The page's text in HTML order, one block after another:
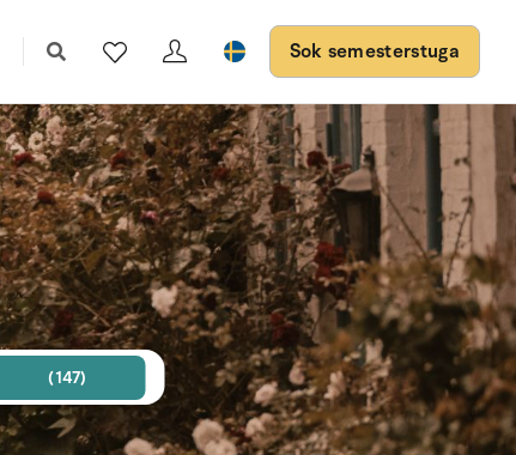
Sok semesterstuga
(147)